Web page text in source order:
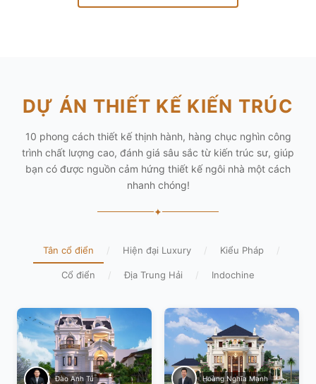
DỰ ÁN THIẾT KẾ KIẾN TRÚC
10 phong cách thiết kế thịnh hành, hàng chục nghìn công
trình chất lượng cao, đánh giá sâu sắc từ kiến trúc sư, giúp
bạn có được nguồn cảm hứng thiết kế ngôi nhà một cách
nhanh chóng!
✦
Tân cổ điển / Hiện đại Luxury / Kiểu Pháp /
Cổ điển / Địa Trung Hải / Indochine
Đào Anh Tú Hoàng Nghĩa Mạnh